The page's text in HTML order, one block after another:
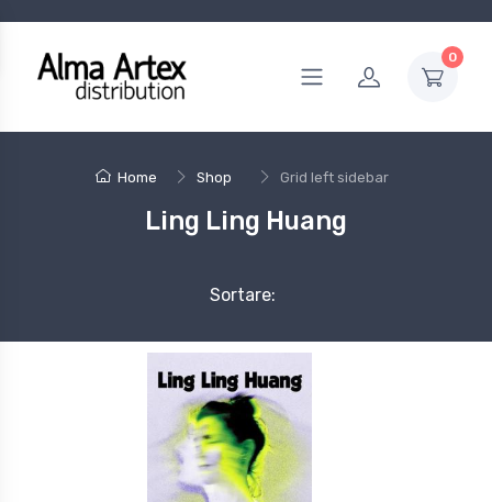
0
Home Shop Grid left sidebar
Ling Ling Huang
Sortare: